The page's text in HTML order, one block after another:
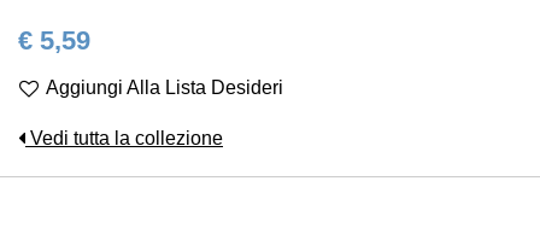
€ 5,59
Aggiungi Alla Lista Desideri
Vedi tutta la collezione